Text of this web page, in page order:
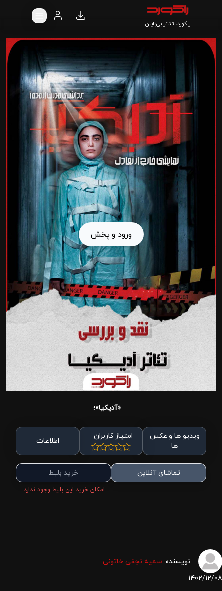
راکورد، تئاتر بی‌پایان
ورود و پخش
«آدیکیا»؛
ویدیو ها و عکس
ها
امتیاز کاربران اطلاعات
تماشای آنلاین خرید بلیط
امکان خرید این بلیط وجود ندارد.
نویسنده: سمیه نجفی خاتونی
1402/12/08